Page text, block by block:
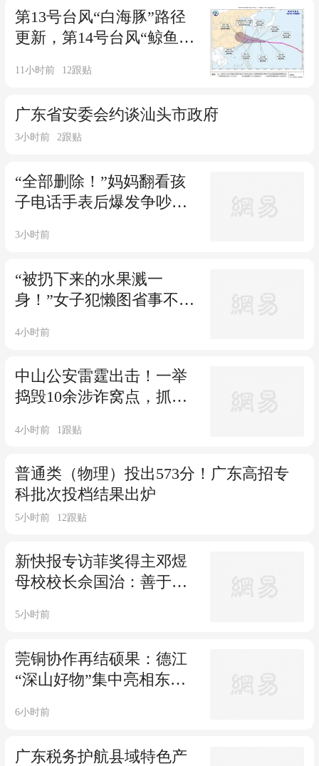
第13号台风“白海豚”路径
更新，第14号台风“鲸鱼”
鸡腿”模式
11小时前 12跟贴
广东省安委会约谈汕头市政府
3小时前 2跟贴
“全部删除！”妈妈翻看孩
子电话手表后爆发争吵：
一半是陌生人；孩子哭了
3小时前
“被扔下来的水果溅一
身！”女子犯懒图省事不想
变质桃子，涉嫌高空抛物
4小时前
中山公安雷霆出击！一举
捣毁10余涉诈窝点，抓获
4小时前 1跟贴
普通类（物理）投出573分！广东高招专
科批次投档结果出炉
5小时前 12跟贴
新快报专访菲奖得主邓煜
母校校长佘国治：善于发
个性化成长
5小时前
莞铜协作再结硕果：德江
“深山好物”集中亮相东莞
6小时前
广东税务护航县域特色产